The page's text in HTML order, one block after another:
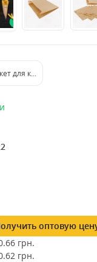
для картошки фри
оптовую
грн.
грн.